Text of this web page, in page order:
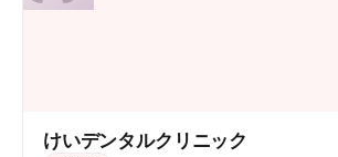
けいデンタルクリニック